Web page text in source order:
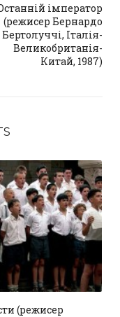
імператор
(режисер Бернардо
Бертолуччі, Італія-
Великобританія-
Китай, 1987)
(режисер